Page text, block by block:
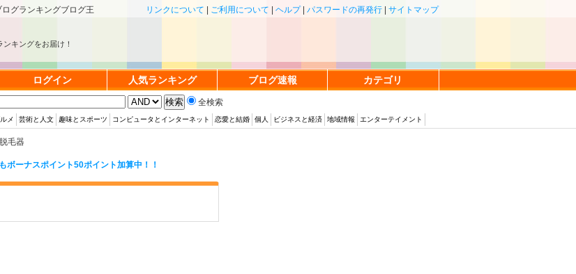
グランキングブログ王 リンクについて ご利用について ヘルプ| パスワードの再発行 サイトマップ
キングをお届け！
ログイン 人気ランキング ブログ速報 カテゴリ
全検索
メ 芸術と人文 趣味とスポーツ コンピュータとインターネット 恋愛と結婚 個人 ビジネスと経済 地域情報 エンターテイメント
毛器
ボーナスポイント50ポイント加算中！！